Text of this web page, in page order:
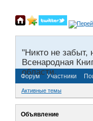
"Никто не забыт,
Всенародная
области.
Форум Участники
Активные темы
Объявление